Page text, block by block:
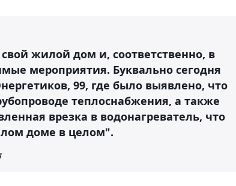
жилой дом и, соответственно, в
мероприятия. Буквально сегодня
99, где было выявлено, что
теплоснабжения, а также
врезка в водонагреватель, что
доме в целом".